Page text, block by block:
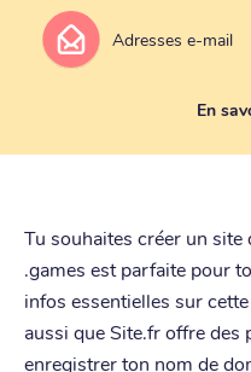
Adresses e-mail
En
Tu souhaites créer un site
.games est parfaite pour
infos essentielles sur
aussi que Site.fr offre
enregistrer ton nom de